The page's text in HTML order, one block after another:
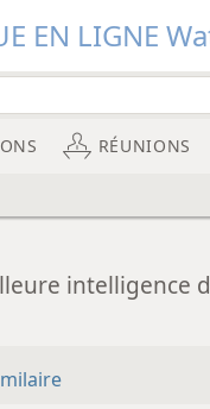
EN LIGNE
RÉUNIONS
intelligence